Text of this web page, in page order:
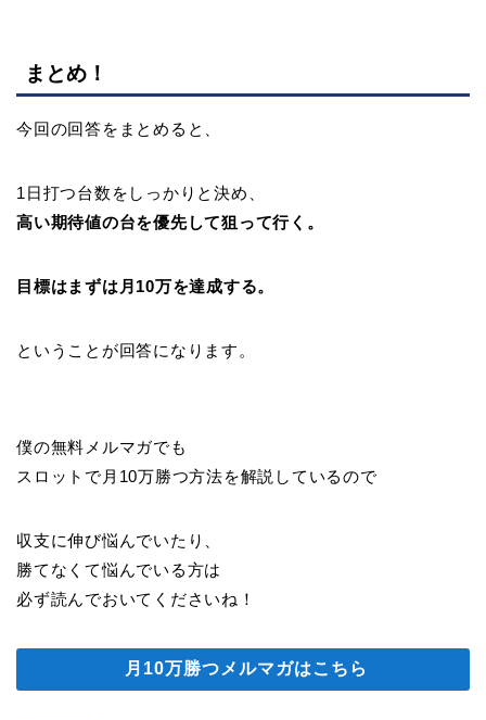
まとめ！
今回の回答をまとめると、
1日打つ台数をしっかりと決め、
高い期待値の台を優先して狙って行く。
目標はまずは月10万を達成する。
ということが回答になります。
僕の無料メルマガでも
スロットで月10万勝つ方法を解説 しているので
収支に伸び悩んでいたり、
勝てなくて悩んでいる方は
必ず読んでおいてくださいね！
月10万勝つメルマガはこちら